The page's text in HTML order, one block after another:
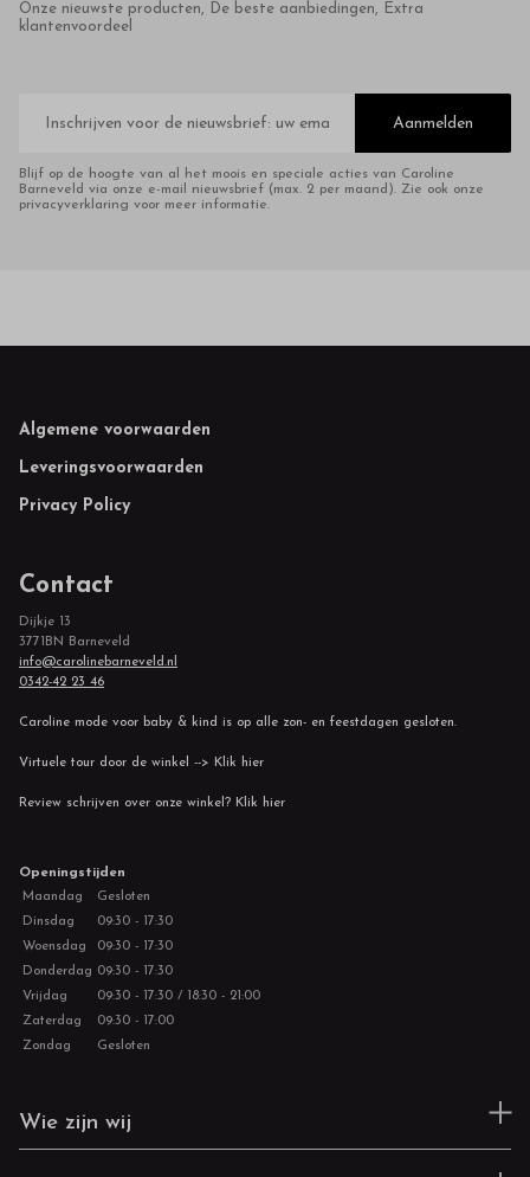
Onze nieuwste producten, De beste aanbiedingen, Extra
klantenvoordeel
mailadres
Aanmelden
Blijf op de hoogte van al het moois en speciale acties van Caroline
Barneveld via onze e-mail nieuwsbrief (max. 2 per maand). Zie ook onze
privacyverklaring voor meer informatie.
Footer
Algemene voorwaarden
Leveringsvoorwaarden
Privacy Policy
Contact
Dijkje 13
3771BN Barneveld
info@carolinebarneveld.nl
0342-42 23 46
Caroline mode voor baby & kind is op alle zon- en feestdagen gesloten.
Virtuele tour door de winkel --> Klik hier
Review schrijven over onze winkel? Klik hier
Openingstijden
Maandag
Gesloten
Dinsdag
09:30 - 17:30
Woensdag
09:30 - 17:30
Donderdag 09:30 - 17:30
Vrijdag
09:30 - 17:30 / 18:30 - 21:00
Zaterdag
09:30 - 17:00
Zondag
Gesloten
Wie zijn wij